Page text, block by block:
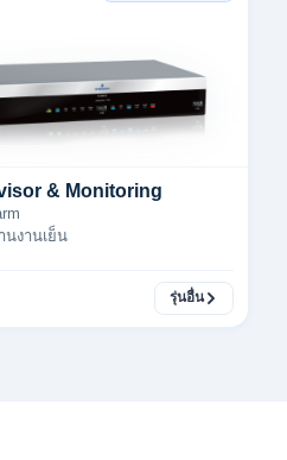
& Monitoring
นงานเย็น
รุ่นอื่น